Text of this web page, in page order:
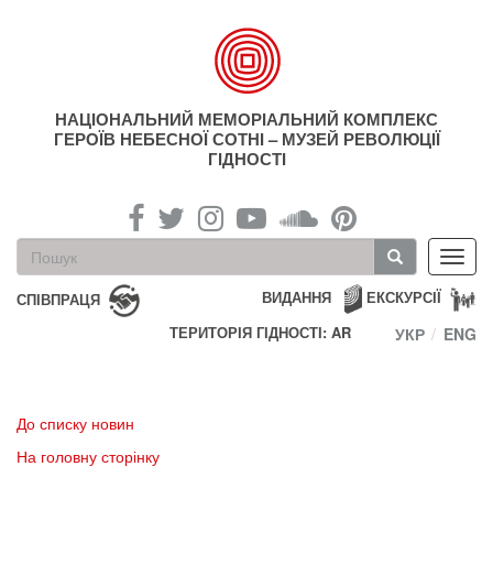
НАЦІОНАЛЬНИЙ МЕМОРІАЛЬНИЙ КОМПЛЕКС
ГЕРОЇВ НЕБЕСНОЇ СОТНІ – МУЗЕЙ РЕВОЛЮЦІЇ
ГІДНОСТІ
Пошукова
форма
Пошук
СПІВПРАЦЯ ЕКСКУРСІЇ
ВИДАННЯ
ТЕРИТОРІЯ ГІДНОСТІ: AR
УКР ENG
До списку новин
На головну сторінку